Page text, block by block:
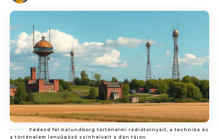
Fedezd fel Kalundborg történelmi rádiótornyait, a technika és
a történelem lenyűgöző színhelyeit a dán tájon.